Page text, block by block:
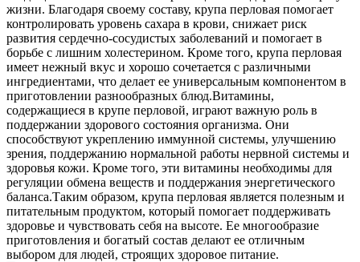
жизни. Благодаря своему составу, крупа перловая помогает
контролировать уровень сахара в крови, снижает риск
развития сердечно-сосудистых заболеваний и помогает в
борьбе с лишним холестерином. Кроме того, крупа перловая
имеет нежный вкус и хорошо сочетается с различными
ингредиентами, что делает ее универсальным компонентом в
приготовлении разнообразных блюд.Витамины,
содержащиеся в крупе перловой, играют важную роль в
поддержании здорового состояния организма. Они
способствуют укреплению иммунной системы, улучшению
зрения, поддержанию нормальной работы нервной системы и
здоровья кожи. Кроме того, эти витамины необходимы для
регуляции обмена веществ и поддержания энергетического
баланса.Таким образом, крупа перловая является полезным и
питательным продуктом, который помогает поддерживать
здоровье и чувствовать себя на высоте. Ее многообразие
приготовления и богатый состав делают ее отличным
выбором для людей, строящих здоровое питание.